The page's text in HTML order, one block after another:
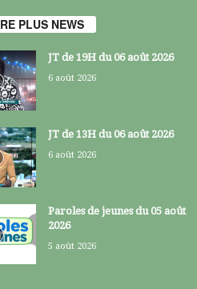
PLUS NEWS
JT de 19H du 06 août 2026
6 août 2026
JT de 13H du 06 août 2026
6 août 2026
Paroles de jeunes du 05 août
2026
5 août 2026